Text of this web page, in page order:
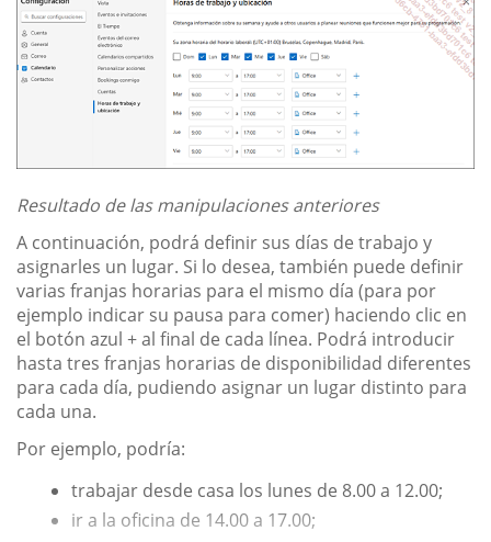
Resultado de las manipulaciones anteriores
A continuación, podrá definir sus días de trabajo y
asignarles un lugar. Si lo desea, también puede definir
varias franjas horarias para el mismo día (para por
ejemplo indicar su pausa para comer) haciendo clic en
el botón azul + al final de cada línea. Podrá introducir
hasta tres franjas horarias de disponibilidad diferentes
para cada día, pudiendo asignar un lugar distinto para
cada una.
Por ejemplo, podría:
trabajar desde casa los lunes de 8.00 a 12.00;
ir a la oficina de 14.00 a 17.00;